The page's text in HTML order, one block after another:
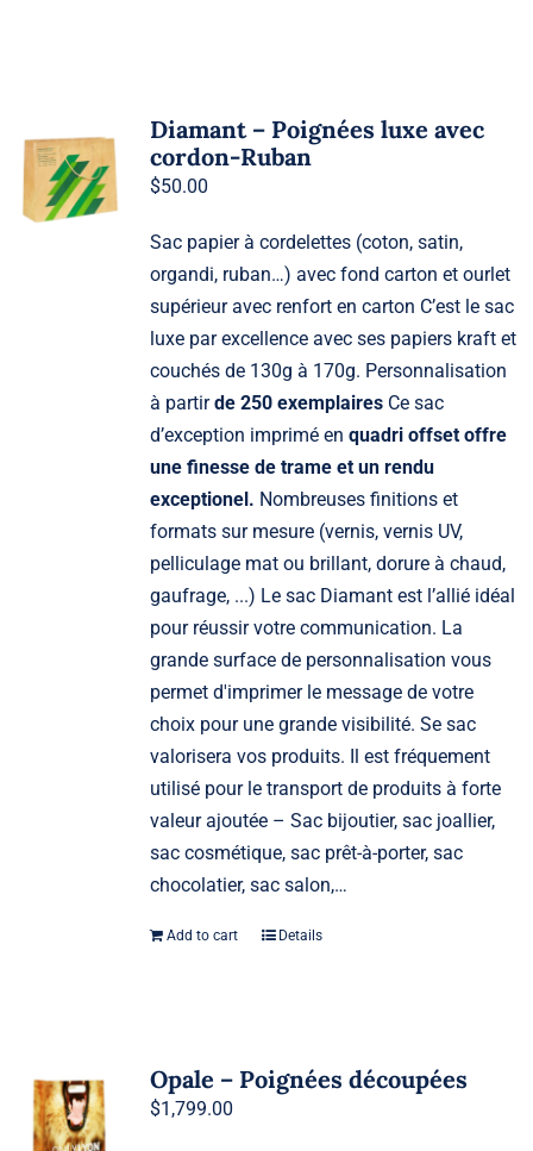
Diamant – Poignées luxe avec
cordon-Ruban
$50.00
Sac papier à cordelettes (coton, satin,
organdi, ruban…) avec fond carton et ourlet
supérieur avec renfort en carton C’est le sac
luxe par excellence avec ses papiers kraft et
couchés de 130g à 170g. Personnalisation
à partirde 250 exemplairesCe sac
d’exception imprimé en quadri offset offre
une finesse de trame et un rendu
exceptionel. Nombreuses finitions et
formats sur mesure (vernis, vernis UV,
pelliculage mat ou brillant, dorure à chaud,
gaufrage, ...) Le sac Diamant est l’allié idéal
pour réussir votre communication. La
grande surface de personnalisation vous
permet d'imprimer le message de votre
choix pour une grande visibilité. Se sac
valorisera vos produits. Il est fréquement
utilisé pour le transport de produits à forte
valeur ajoutée – Sac bijoutier, sac joallier,
sac cosmétique, sac prêt-à-porter, sac
chocolatier, sac salon,…
Add to cart Details
Opale – Poignées découpées
$1,799.00